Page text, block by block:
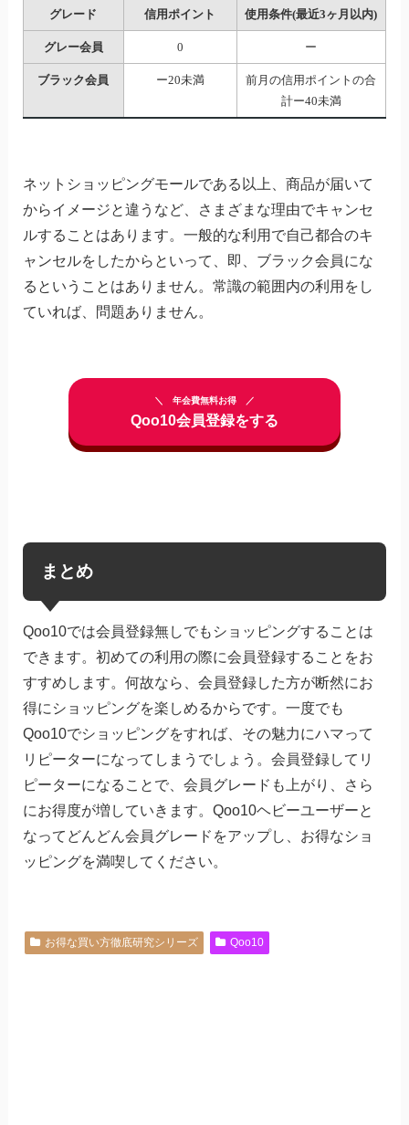
グレード 信用ポイント 使用条件(最近3ヶ月以内)
グレー会員 0 ー
ブラック会員 ー20未満
前月の信用ポイントの合
計ー40未満
ネットショッピングモールである以上、商品が届いて
からイメージと違うなど、さまざまな理由でキャンセ
ルすることはあります。一般的な利用で自己都合のキ
ャンセルをしたからといって、即、ブラック会員にな
るということはありません。常識の範囲内の利用をし
ていれば、問題ありません。
年会費無料お得
Qoo10会員登録をする
まとめ
Qoo10では会員登録無しでもショッピングすることは
できます。初めての利用の際に会員登録することをお
すすめします。何故なら、会員登録した方が断然にお
得にショッピングを楽しめるからです。一度でも
Qoo10でショッピングをすれば、その魅力にハマって
リピーターになってしまうでしょう。会員登録してリ
ピーターになることで、会員グレードも上がり、さら
にお得度が増していきます。Qoo10ヘビーユーザーと
なってどんどん会員グレードをアップし、お得なショ
ッピングを満喫してください。
お得な買い方徹底研究シリーズ Qoo10